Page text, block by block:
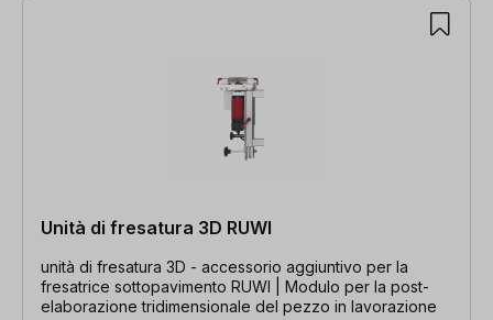
Unità di fresatura 3D RUWI
unità di fresatura 3D - accessorio aggiuntivo per la
fresatrice sottopavimento RUWI | Modulo per la post-
elaborazione tridimensionale del pezzo in lavorazione